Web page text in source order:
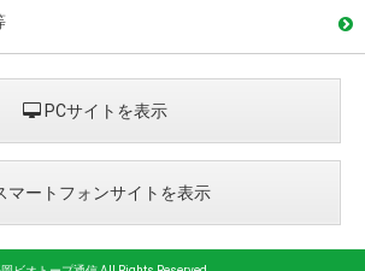
PCサイトを表示
マートフォンサイトを表示